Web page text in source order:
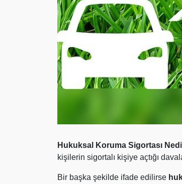
Hukuksal Koruma Sigortası
kişilerin sigortalı kişiye açtığı
Bir başka şekilde ifade edilirse